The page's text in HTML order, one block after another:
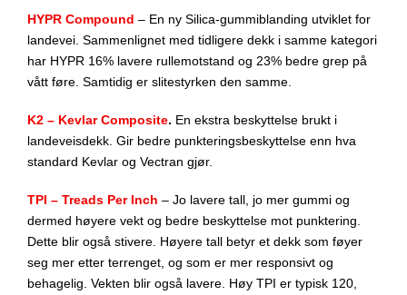
HYPR Compound – En ny Silica-gummiblanding utviklet for
landevei. Sammenlignet med tidligere dekk i samme kategori
har HYPR 16% lavere rullemotstand og 23% bedre grep på
vått føre. Samtidig er slitestyrken den samme.
K2 – Kevlar Composite. En ekstra beskyttelse brukt i
landeveisdekk. Gir bedre punkteringsbeskyttelse enn hva
standard Kevlar og Vectran gjør.
TPI – Treads Per Inch – Jo lavere tall, jo mer gummi og
dermed høyere vekt og bedre beskyttelse mot punktering.
Dette blir også stivere. Høyere tall betyr et dekk som føyer
seg mer etter terrenget, og som er mer responsivt og
behagelig. Vekten blir også lavere. Høy TPI er typisk 120,